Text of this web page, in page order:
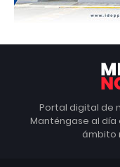
Portal digital de
Manténgase al
ámbito